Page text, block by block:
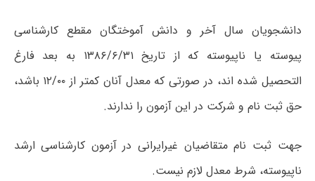
دانشجویان سال آخر و دانش آموختگان مقطع کارشناسی
پیوسته یا ناپیوسته که از تاریخ ۱۳۸۶/۶/۳۱ به بعد فارغ
التحصیل شده اند، در صورتی که معدل آنان کمتر از ۱۲/۰۰ باشد،
حق ثبت نام و شرکت در این آزمون را ندارند.
جهت ثبت نام متقاضیان غیرایرانی در آزمون کارشناسی ارشد
ناپیوسته، شرط معدل لازم نیست.